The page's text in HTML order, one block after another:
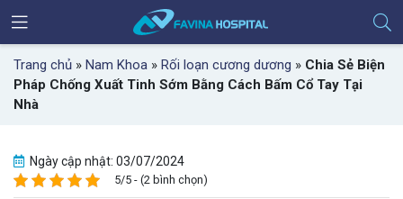
Trang chủ » Nam Khoa » Rối loạn cương dương » Chia Sẻ Biện
Pháp Chống Xuất Tinh Sớm Bằng Cách Bấm Cổ Tay Tại
Nhà
Ngày cập nhật: 03/07/2024
5/5 - (2 bình chọn)